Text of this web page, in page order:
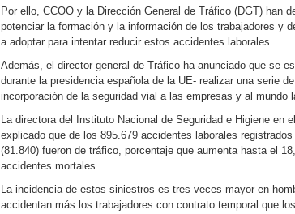
Por ello, CCOO y la Dirección General de Tráfico (DGT) han
potenciar la formación y la información de los trabajadores y
a adoptar para intentar reducir estos accidentes laborales.
Además, el director general de Tráfico ha anunciado que se
durante la presidencia española de la UE- realizar una serie
incorporación de la seguridad vial a las empresas y al mundo
La directora del Instituto Nacional de Seguridad e Higiene en
explicado que de los 895.679 accidentes laborales
(81.840) fueron de tráfico, porcentaje que aumenta hasta el
accidentes mortales.
La incidencia de estos siniestros es tres veces mayor en
accidentan más los trabajadores con contrato temporal que